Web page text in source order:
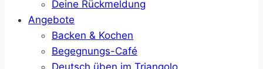
Deine Rückmeldung
Angebote
Backen & Kochen
Begegnungs-Café
Deutsch üben im Triangolo